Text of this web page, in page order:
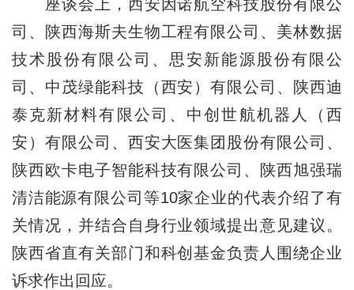
座谈会上，西安因诺航空科技股份有限公
司、陕西海斯夫生物工程有限公司、美林数据
技术股份有限公司、思安新能源股份有限公
司、中茂绿能科技（西安）有限公司、陕西迪
泰克新材料有限公司、中创世航机器人（西
安）有限公司、西安大医集团股份有限公司、
陕西欧卡电子智能科技有限公司、陕西旭强瑞
清洁能源有限公司等10家企业的代表介绍了有
关情况，并结合自身行业领域提出意见建议。
陕西省直有关部门和科创基金负责人围绕企业
诉求作出回应。